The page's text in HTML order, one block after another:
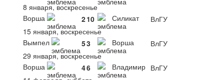
8 января, воскресенье
Ворша
210 Силикат
ВлГУ
15 января, воскресенье
Вымпел
53 Ворша
ВлГУ
29 января, воскресенье
Ворша
46 Владимир ВлГУ